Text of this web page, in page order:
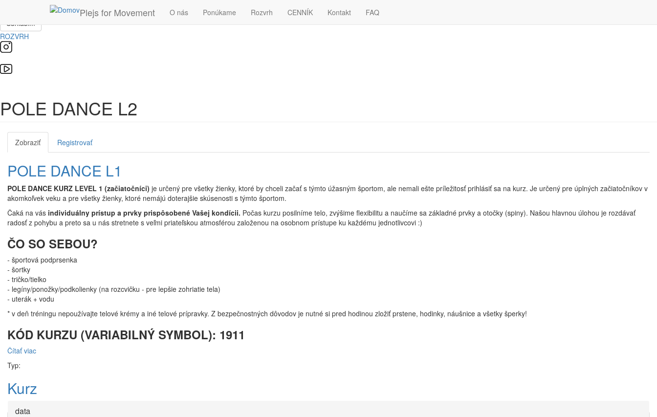
Skočiť na hlavný obsah
Táto stránka používa súbory cookie, ktoré nám pomôžu získať to najlepšie pri návšteve našich webových stránok. Ak súhlasíte, kliknite na tlačidlo "Súhlasím".
Súhlasím
ROZVRH
Plejs for Movement O nás Ponúkame Rozvrh CENNÍK Kontakt FAQ
POLE DANCE L2
Primárne karty
Zobraziť(aktívna
karta)
Registrovať
POLE DANCE L1
POLE DANCE KURZ LEVEL 1 (začiatočníci) je určený pre všetky žienky, ktoré by chceli začať s týmto úžasným športom, ale nemali ešte príležitosť prihlásiť sa na kurz. Je určený pre úplných začiatočníkov v
akomkoľvek veku a pre všetky žienky, ktoré nemájú doterajšie skúsenosti s týmto športom.
Čaká na vás individuálny prístup a prvky prispôsobené Vašej kondícii. Počas kurzu posilníme telo, zvýšime flexibilitu a naučíme sa základné prvky a otočky (spiny). Našou hlavnou úlohou je rozdávať
radosť z pohybu a preto sa u nás stretnete s veľmi priateľskou atmosférou založenou na osobnom prístupe ku každému jednotlivcovi :)
ČO SO SEBOU?
- športová podprsenka
- šortky
- tričko/tielko
​- legíny/ponožky/podkolienky (na rozcvičku - pre lepšie zohriatie tela)
- uterák + vodu
* v deň tréningu nepoužívajte telové krémy a iné telové prípravky. Z bezpečnostných dôvodov je nutné si pred hodinou zložiť prstene, hodinky, náušnice a všetky šperky!
KÓD KURZU (VARIABILNÝ SYMBOL): 1911
Čítať viac
Typ:
Kurz
data